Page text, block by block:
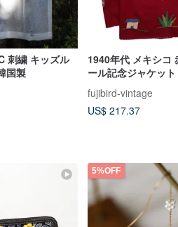
刺繍 キッズル
国製
1940年代 メキシコ
ール記念ジャケット
fujibird-vintage
US$ 217.37
5%OFF